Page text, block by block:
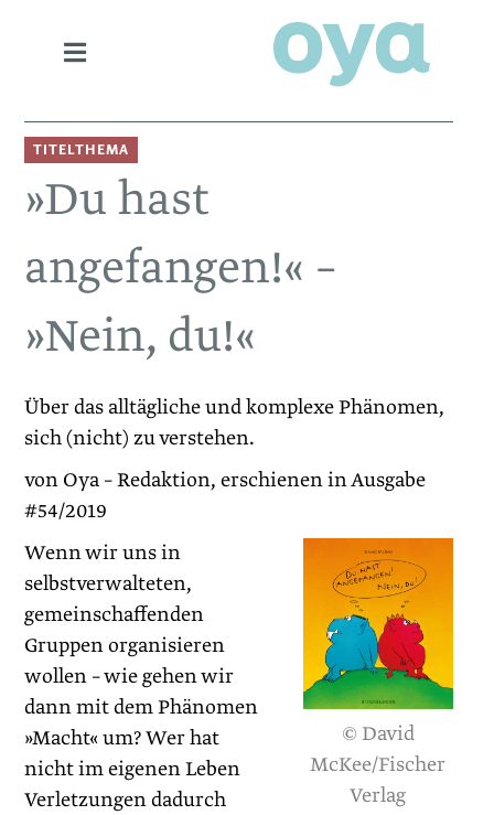
TITELTHEMA
»Du hast
angefangen!« –
»Nein, du!«
Über das alltägliche und komplexe Phänomen,
sich (nicht) zu verstehen.
von Oya – Redaktion, erschienen in Ausgabe
#54/2019
© David
McKee/Fischer
Verlag
Wenn wir uns in
selbstverwalteten,
gemeinschaffenden
Gruppen organisieren
wollen – wie gehen wir
dann mit dem Phänomen
»Macht« um? Wer hat
nicht im eigenen Leben
Verletzungen dadurch